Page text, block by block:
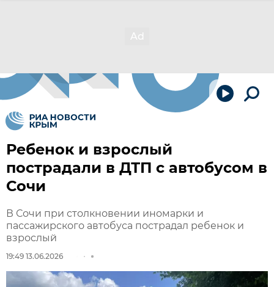
Ребенок и взрослый
пострадали в ДТП с автобусом в
Сочи
В Сочи при столкновении иномарки и
пассажирского автобуса пострадал ребенок и
взрослый
19:49 13.06.2026